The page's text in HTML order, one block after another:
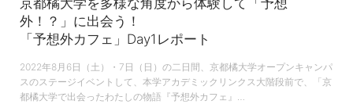
京都橘大学を多様な角度から体験して「予想
外！？」に出会う！
「予想外カフェ」Day1レポート
2022年8月6日（土）・7日（日）の二日間、京都橘大学オープンキャンパ
スのステージイベントして、本学アカデミックリンクス大階段前で、「京
都橘大学で出会ったわたしの物語『予想外カフェ』…